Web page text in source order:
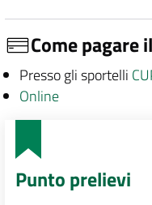
Come pagare
Presso gli sportelli
Online
Punto prelievi